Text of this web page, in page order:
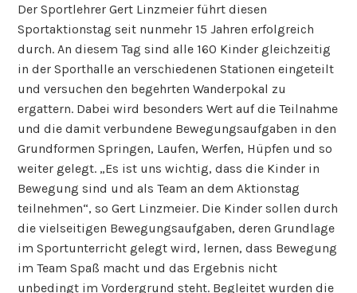
Der Sportlehrer Gert Linzmeier führt diesen
Sportaktionstag seit nunmehr 15 Jahren erfolgreich
durch. An diesem Tag sind alle 160 Kinder gleichzeitig
in der Sporthalle an verschiedenen Stationen eingeteilt
und versuchen den begehrten Wanderpokal zu
ergattern. Dabei wird besonders Wert auf die Teilnahme
und die damit verbundene Bewegungsaufgaben in den
Grundformen Springen, Laufen, Werfen, Hüpfen und so
weiter gelegt. „Es ist uns wichtig, dass die Kinder in
Bewegung sind und als Team an dem Aktionstag
teilnehmen“, so Gert Linzmeier. Die Kinder sollen durch
die vielseitigen Bewegungsaufgaben, deren Grundlage
im Sportunterricht gelegt wird, lernen, dass Bewegung
im Team Spaß macht und das Ergebnis nicht
unbedingt im Vordergrund steht. Begleitet wurden die